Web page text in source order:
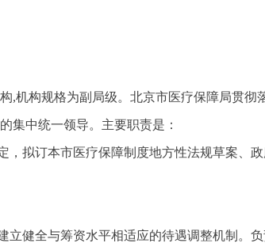
,机构规格为副局级。北京市医疗保障局贯彻
集中统一领导。主要职责是：
拟订本市医疗保障制度地方性法规草案、
健全与筹资水平相适应的待遇调整机制。